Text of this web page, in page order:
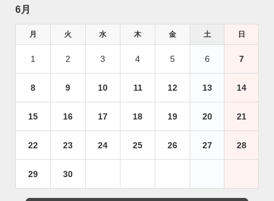
6月
月 火 水 木 金 土 日
1 2 3 4 5 6 7
8 9 10 11 12 13 14
15 16 17 18 19 20 21
22 23 24 25 26 27 28
29 30